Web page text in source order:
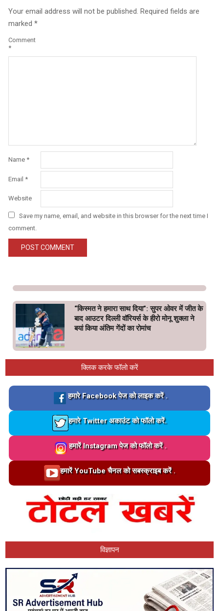
Your email address will not be published. Required fields are
marked *
Comment
*
Name *
Email *
Website
Save my name, email, and website in this browser for the next time I
comment.
“किस्मत ने हमारा साथ दिया”: सुपर ओवर में जीत के
बाद आउटर दिल्ली वॉरियर्स के हीरो मोनू शुक्ला ने
बयां किया अंतिम गेंदों का रोमांच
क्लिक करके फॉलो करें
Loading…
हमारे Facebook पेज को लाइक करें .
Loading…
हमारे Twitter अकाउंट को फॉलो करें.
Loading…
हमारें Instagram पेज को फॉलो करें .
Loading…
हमारें YouTube चैनल को सबस्क्राइब करें .
विज्ञापन